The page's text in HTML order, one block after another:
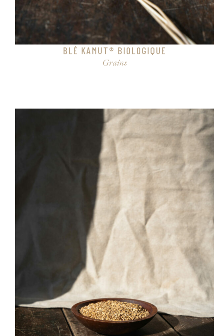
BLÉ KAMUT® BIOLOGIQUE
Grains